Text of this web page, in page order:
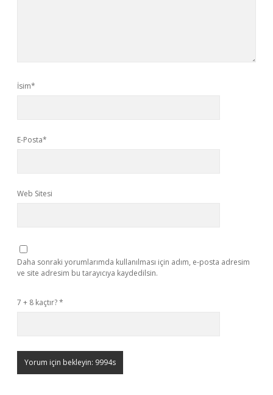
İsim*
E-Posta*
Web Sitesi
Daha sonraki yorumlarımda kullanılması için adım, e-posta adresim
ve site adresim bu tarayıcıya kaydedilsin.
7 + 8 kaçtır?*